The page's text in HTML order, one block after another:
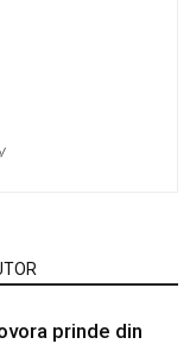
prinde din